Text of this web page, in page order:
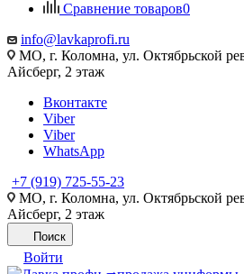
Сравнение товаров0
info@lavkaprofi.ru
МО, г. Коломна, ул. Октябрьской
Айсберг, 2 этаж
Вконтакте
Viber
Viber
WhatsApp
+7 (919) 725-55-23
МО, г. Коломна, ул. Октябрьской
Айсберг, 2 этаж
Поиск
Войти